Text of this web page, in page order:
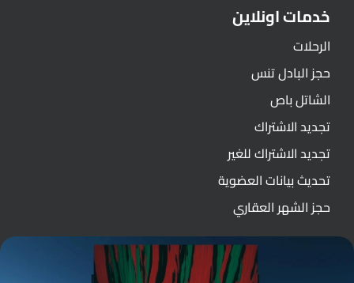
خدمات اونلاين
الرحلات
حجز البادل تنس
الشاتل باص
تجديد الاشتراك
تجديد الاشتراك للغير
تحديث بيانات العضوية
حجز الشهر العقاري